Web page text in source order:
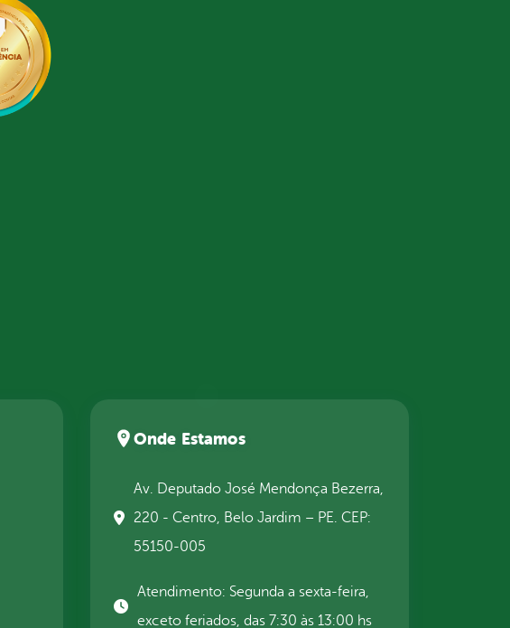
Onde Estamos
Av. Deputado José Mendonça Bezerra,
220 - Centro, Belo Jardim – PE. CEP:
55150-005
Atendimento: Segunda a sexta-feira,
exceto feriados, das 7:30 às 13:00 hs